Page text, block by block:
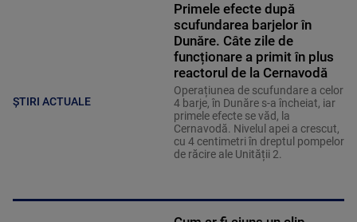
ȘTIRI ACTUALE
Primele efecte după
scufundarea barjelor în
Dunăre. Câte zile de
funcționare a primit în plus
reactorul de la Cernavodă
Operațiunea de scufundare a celor
4 barje, în Dunăre s-a încheiat, iar
primele efecte se văd, la
Cernavodă. Nivelul apei a crescut,
cu 4 centimetri în dreptul pompelor
de răcire ale Unității 2.